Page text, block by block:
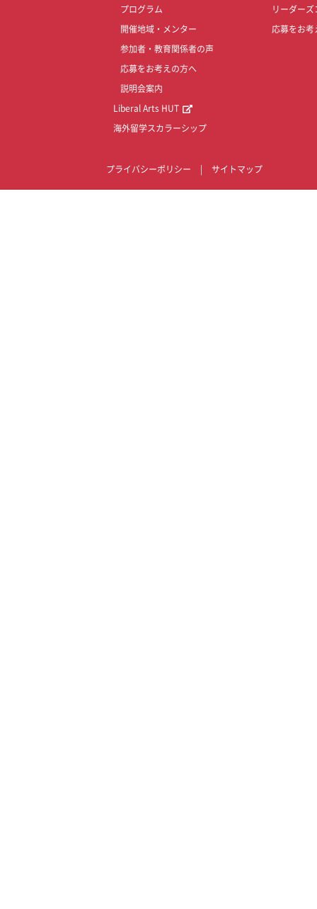
プログラム
開催地域・メンター
参加者・教育関係者の声
応募をお考えの方へ
説明会案内
Liberal Arts HUT
海外留学スカラーシップ
リーダーズ
応募をお考
プライバシーポリシー サイトマップ